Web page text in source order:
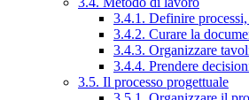
3.4.1. Definire
3.4.2. Curare la
3.4.3. Organizzare
3.4.4. Prendere
3.5. Il processo progettuale